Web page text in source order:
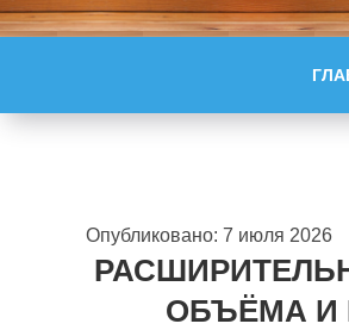
Опубликовано: 7 июля 2026
ОБЪЁМА И